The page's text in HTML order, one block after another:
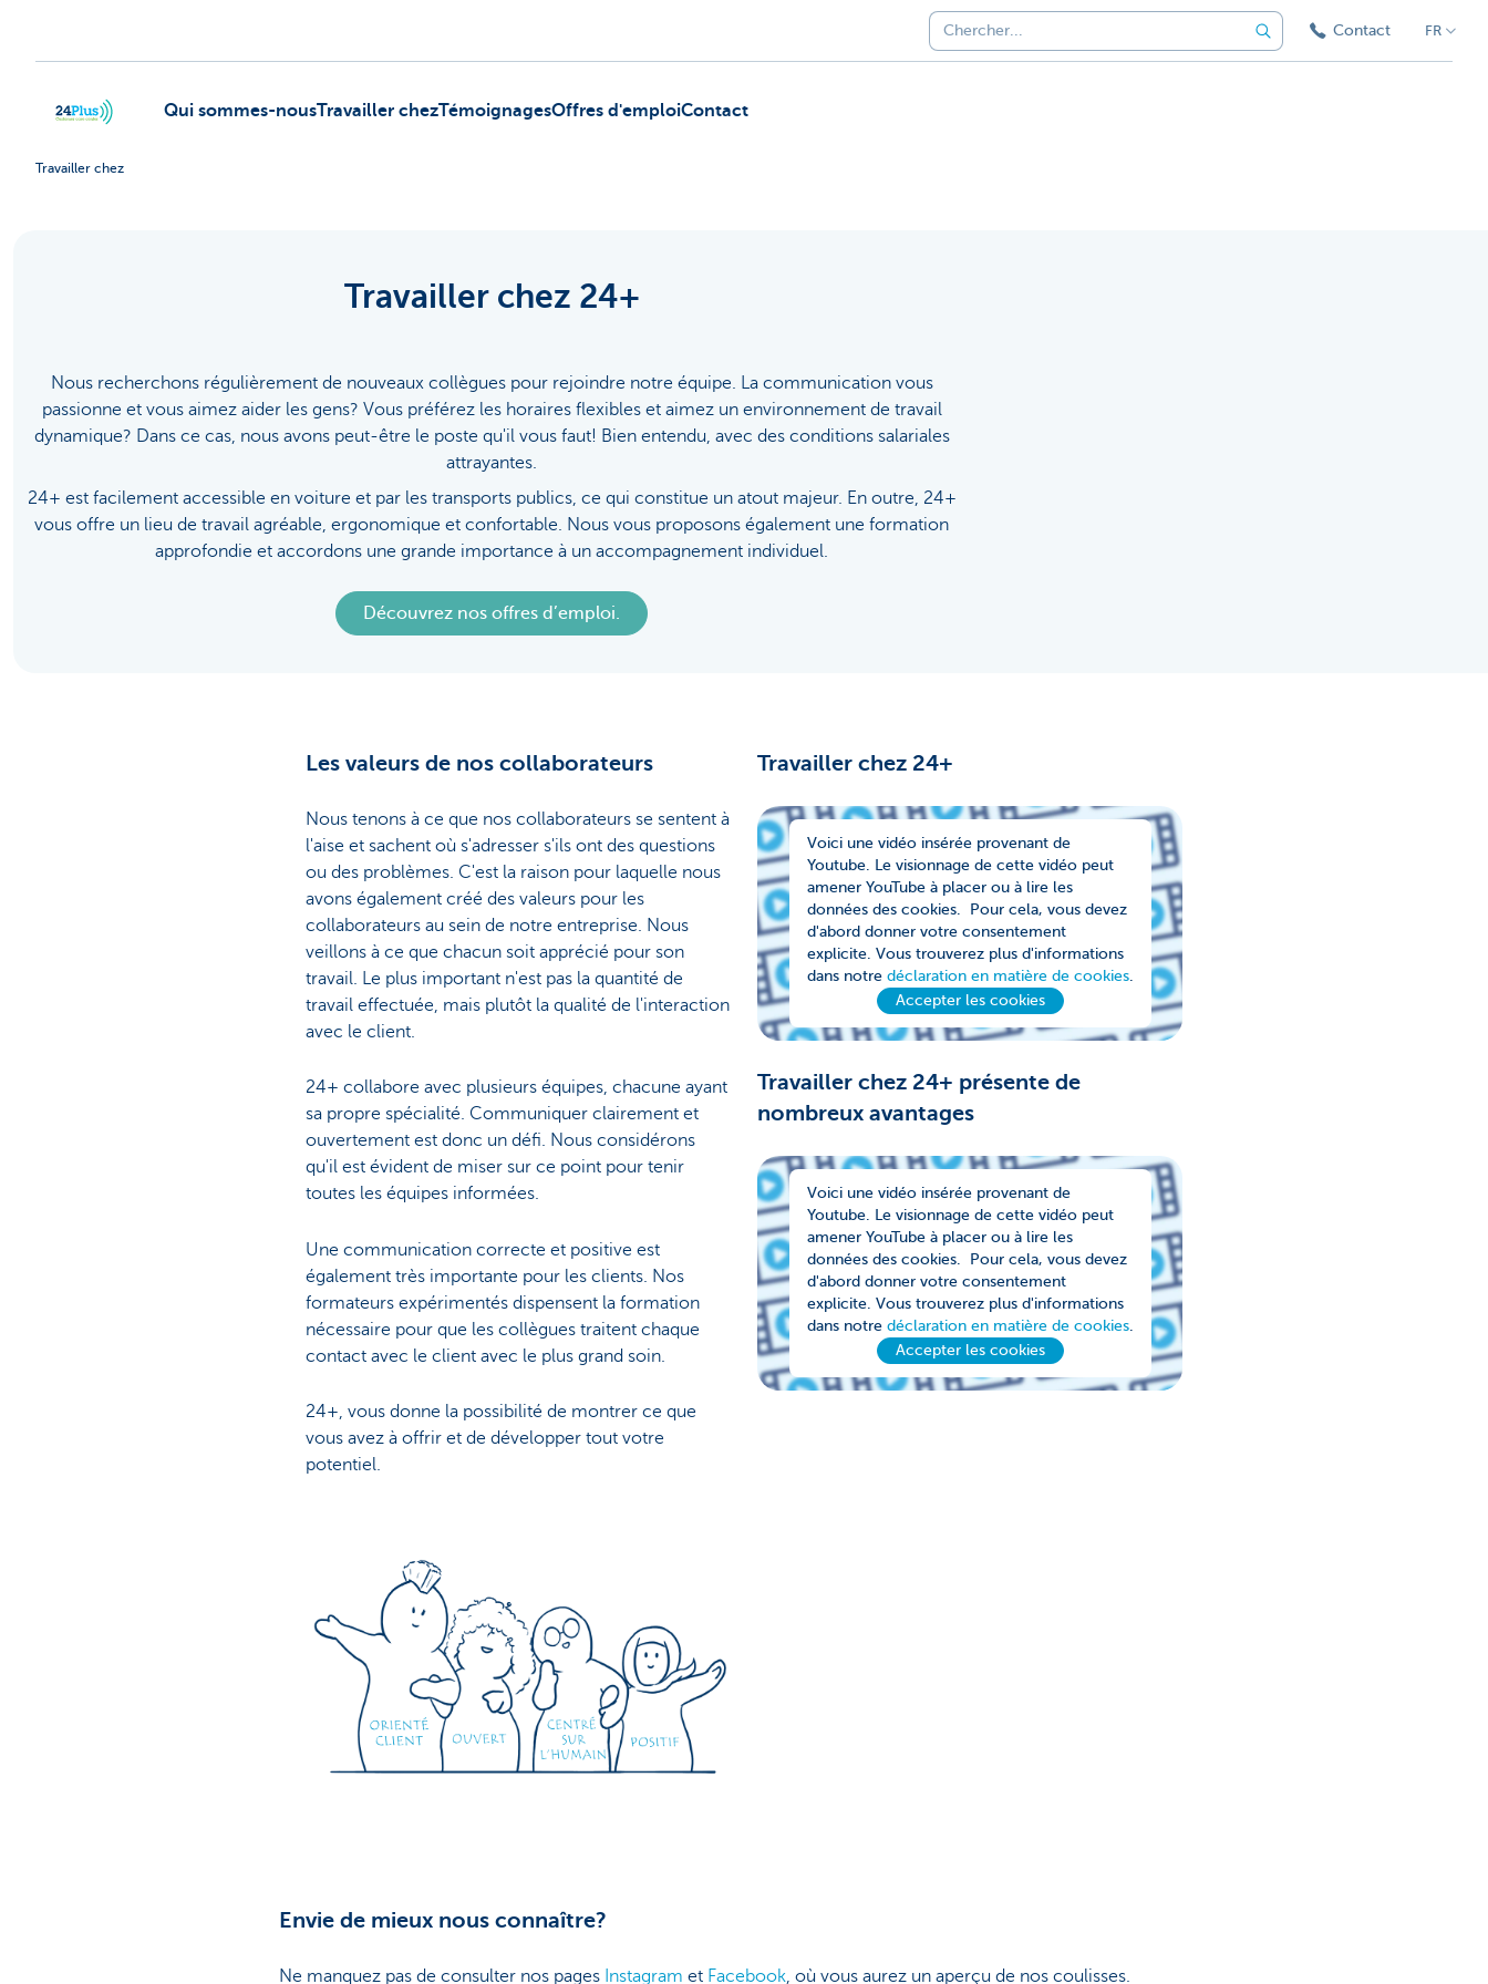
Contact FR
Qui sommes-nousTravailler chezTémoignagesOffres d'emploiContact
Travailler chez
Travailler chez 24+
Nous recherchons régulièrement de nouveaux collègues pour rejoindre notre équipe. La communication vous
passionne et vous aimez aider les gens? Vous préférez les horaires flexibles et aimez un environnement de travail
dynamique? Dans ce cas, nous avons peut-être le poste qu'il vous faut! Bien entendu, avec des conditions salariales
attrayantes.
24+ est facilement accessible en voiture et par les transports publics, ce qui constitue un atout majeur. En outre, 24+
vous offre un lieu de travail agréable, ergonomique et confortable. Nous vous proposons également une formation
approfondie et accordons une grande importance à un accompagnement individuel.
Découvrez nos offres d’emploi.
Les valeurs de nos collaborateurs
Nous tenons à ce que nos collaborateurs se sentent à
l'aise et sachent où s'adresser s'ils ont des questions
ou des problèmes. C'est la raison pour laquelle nous
avons également créé des valeurs pour les
collaborateurs au sein de notre entreprise. Nous
veillons à ce que chacun soit apprécié pour son
travail. Le plus important n'est pas la quantité de
travail effectuée, mais plutôt la qualité de l'interaction
avec le client.
24+ collabore avec plusieurs équipes, chacune ayant
sa propre spécialité. Communiquer clairement et
ouvertement est donc un défi. Nous considérons
qu'il est évident de miser sur ce point pour tenir
toutes les équipes informées.
Une communication correcte et positive est
également très importante pour les clients. Nos
formateurs expérimentés dispensent la formation
nécessaire pour que les collègues traitent chaque
contact avec le client avec le plus grand soin.
24+, vous donne la possibilité de montrer ce que
vous avez à offrir et de développer tout votre
potentiel.
Travailler chez 24+
Voici une vidéo insérée provenant de
Youtube. Le visionnage de cette vidéo peut
amener YouTube à placer ou à lire les
données des cookies. Pour cela, vous devez
d'abord donner votre consentement
explicite. Vous trouverez plus d'informations
dans notre déclaration en matière de cookies.
Accepter les cookies
Travailler chez 24+ présente de
nombreux avantages
Voici une vidéo insérée provenant de
Youtube. Le visionnage de cette vidéo peut
amener YouTube à placer ou à lire les
données des cookies. Pour cela, vous devez
d'abord donner votre consentement
explicite. Vous trouverez plus d'informations
dans notre déclaration en matière de cookies.
Accepter les cookies
Envie de mieux nous connaître?
Ne manquez pas de consulter nos pages Instagram et Facebook, où vous aurez un aperçu de nos coulisses.